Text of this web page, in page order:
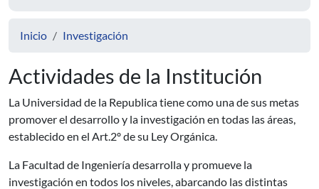
Inicio Investigación
Actividades de la Institución
La Universidad de la Republica tiene como una de sus metas
promover el desarrollo y la investigación en todas las áreas,
establecido en el Art.2º de su Ley Orgánica.
La Facultad de Ingeniería desarrolla y promueve la
investigación en todos los niveles, abarcando las distintas